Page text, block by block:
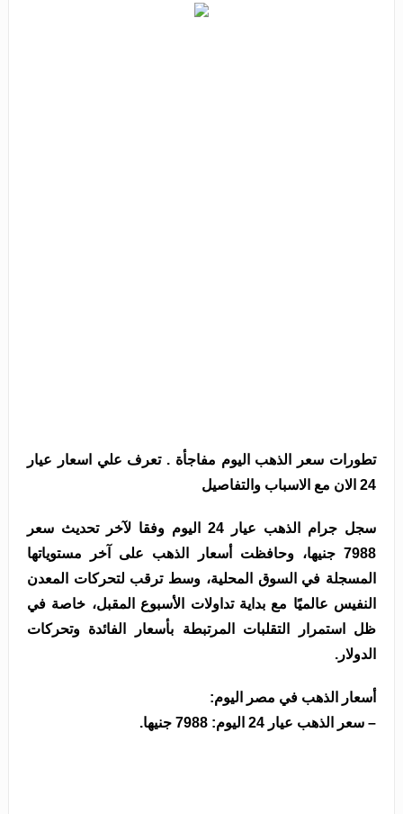
تطورات سعر الذهب اليوم مفاجأة . تعرف علي اسعار عيار
24 الان مع الاسباب والتفاصيل
سجل جرام الذهب عيار 24 اليوم وفقا لآخر تحديث سعر
7988 جنيها، وحافظت أسعار الذهب على آخر مستوياتها
المسجلة في السوق المحلية، وسط ترقب لتحركات المعدن
النفيس عالميًا مع بداية تداولات الأسبوع المقبل، خاصة في
ظل استمرار التقلبات المرتبطة بأسعار الفائدة وتحركات
الدولار.
أسعار الذهب في مصر اليوم:
– سعر الذهب عيار 24 اليوم: 7988 جنيها.